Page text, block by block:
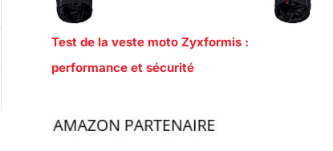
Test de la veste moto Zyxformis :
performance et sécurité